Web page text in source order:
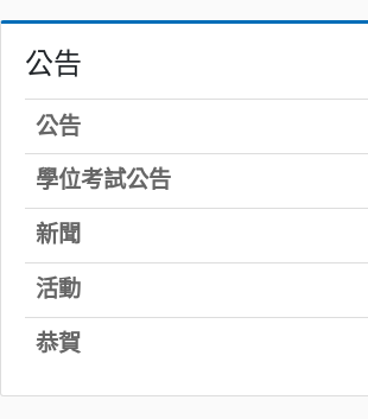
公告
公告
學位考試公告
新聞
活動
恭賀